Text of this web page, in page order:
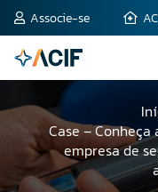
Associe-se
Case –
empresa de